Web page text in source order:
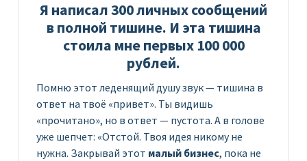
Я написал 300 личных сообщений
в полной тишине. И эта тишина
стоила мне первых 100 000
рублей.
Помню этот леденящий душу звук — тишина в
ответ на твоё «привет». Ты видишь
«прочитано», но в ответ — пустота. А в голове
уже шепчет: «Отстой. Твоя идея никому не
нужна. Закрывай этот малый бизнес, пока не